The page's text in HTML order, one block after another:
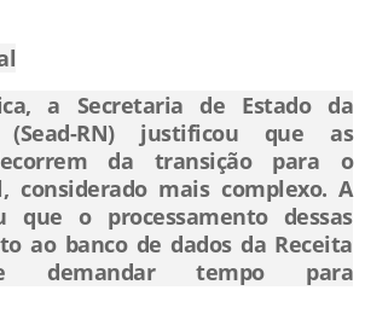
a Secretaria de Estado da
(Sead-RN) justificou que as
da transição para o
considerado mais complexo. A
que o processamento dessas
ao banco de dados da Receita
demandar tempo para